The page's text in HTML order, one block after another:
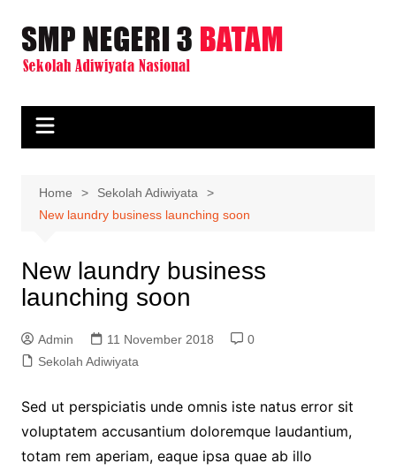
content
Home
Sekolah Adiwiyata
New laundry business launching soon
New laundry business
launching soon
Admin 11 November 2018
0
Sekolah Adiwiyata
Sed ut perspiciatis unde omnis iste natus error sit
voluptatem accusantium doloremque laudantium,
totam rem aperiam, eaque ipsa quae ab illo